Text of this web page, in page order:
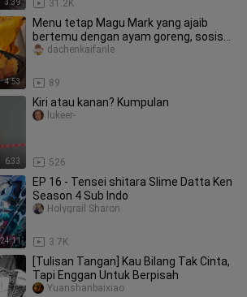
3:39 31.2K
4:53
Menu tetap Magu Mark yang ajaib
bertemu dengan ayam goreng, sosis
bakar, dan daging babi berlapis ku
89
dachenkaifanle
6:33
Kiri atau kanan? Kumpulan
526
lukeer-
24:11
EP 16 - Tensei shitara Slime Datta Ken
Season 4 Sub Indo
3.7K
Holygrail Sharon
[Tulisan Tangan] Kau Bilang Tak Cinta,
Tapi Enggan Untuk Berpisah
Yuanshanbaixiao